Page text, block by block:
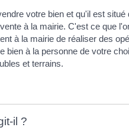
votre bien et qu'il est
à la mairie. C'est ce que
à la mairie de réaliser des
bien à la personne de votre
et terrains.
il ?